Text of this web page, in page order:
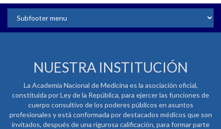
NUESTRA INSTITUCIÓN
La Academia Nacional de Medicina es la asociación oficial,
constituida por Ley de la República, para ejercer las funciones de
cuerpo consultivo de los poderes públicos en asuntos
profesionales y está conformada por destacados médicos que son
invitados, después de una rigurosa calificación, para formar parte